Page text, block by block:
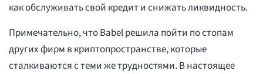
как обслуживать свой кредит и снижать ликвидность.
Примечательно, что Babel решила пойти по стопам
других фирм в криптопространстве, которые
сталкиваются с теми же трудностями. В настоящее